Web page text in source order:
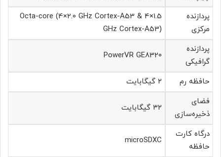
پردازنده
مرکزی
Octa-core (4×2.0 GHz Cortex-A53 & 4×1.5
GHz Cortex-A53)
پردازنده
گرافیکی
PowerVR GE8320
حافظه رم
۲ گیگابایت
فضای
ذخیره‌سازی
۳۲ گیگابایت
درگاه کارت
حافظه
microSDXC